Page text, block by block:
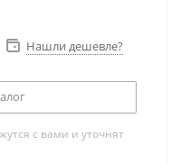
Нашли дешевле?
с вами и уточнят